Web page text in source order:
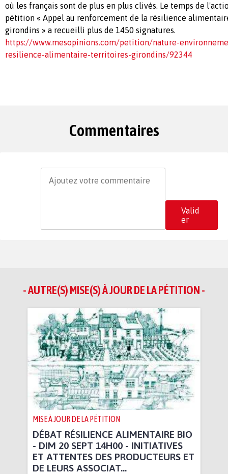
où les français sont de plus en plus clivés. Le temps de
pétition « Appel au renforcement de la résilience
girondins » a recueilli plus de 1450 signatures.
https://www.mesopinions.com/petition/nature-
resilience-alimentaire-territoires-girondins/92344
Commentaires
Valid
er
- AUTRE(S) MISE(S) À JOUR DE LA PÉTITION -
MISE À JOUR DE LA PÉTITION
DÉBAT RÉSILIENCE ALIMENTAIRE BIO
- DIM 20 SEPT 14H00 - INITIATIVES
ET ATTENTES DES PRODUCTEURS ET
DE LEURS ASSOCIAT...